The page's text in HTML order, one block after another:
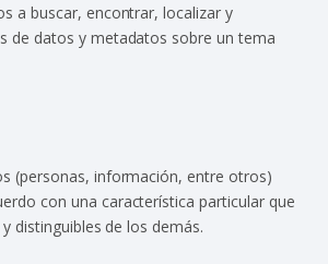
a buscar, encontrar, localizar y
de datos y metadatos sobre un tema
(personas, información, entre otros)
con una característica particular que
distinguibles de los demás.